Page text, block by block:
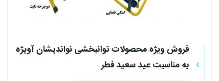
فروش ویژه محصولات توانبخشی نواندیشان آویژه
به مناسبت عید سعید فطر